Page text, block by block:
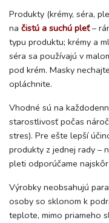
Produkty (krémy, séra,
na čistú a suchú pleť –
typu produktu; krémy a
séra sa používajú v
pod krém. Masky
opláchnite.
Vhodné sú na
starostlivosť počas
stres). Pre ešte lepší
produkty z jednej rady –
pleti odporúčame
Výrobky neobsahujú
osoby so sklonom k
teplote, mimo priameho